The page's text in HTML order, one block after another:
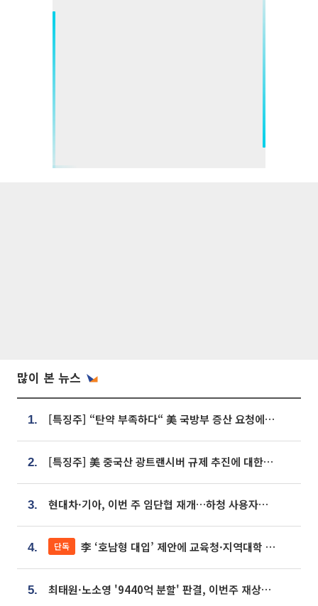
많이 본 뉴스
1. [특징주] “탄약 부족하다“ 美 국방부 증산 요청에⋯국내 방산주 급등세
2. [특징주] 美 중국산 광트랜시버 규제 추진에 대한광통신 등 광통신株 강세
3. 현대차·기아, 이번 주 임단협 재개…하청 사용자성 재심도 ‘변수’
4. 단독 李 ‘호남형 대입’ 제안에 교육청·지역대학 서·논술형 입시 연계 '착수'
5. 최태원·노소영 '9440억 분할' 판결, 이번주 재상고 여부 주목